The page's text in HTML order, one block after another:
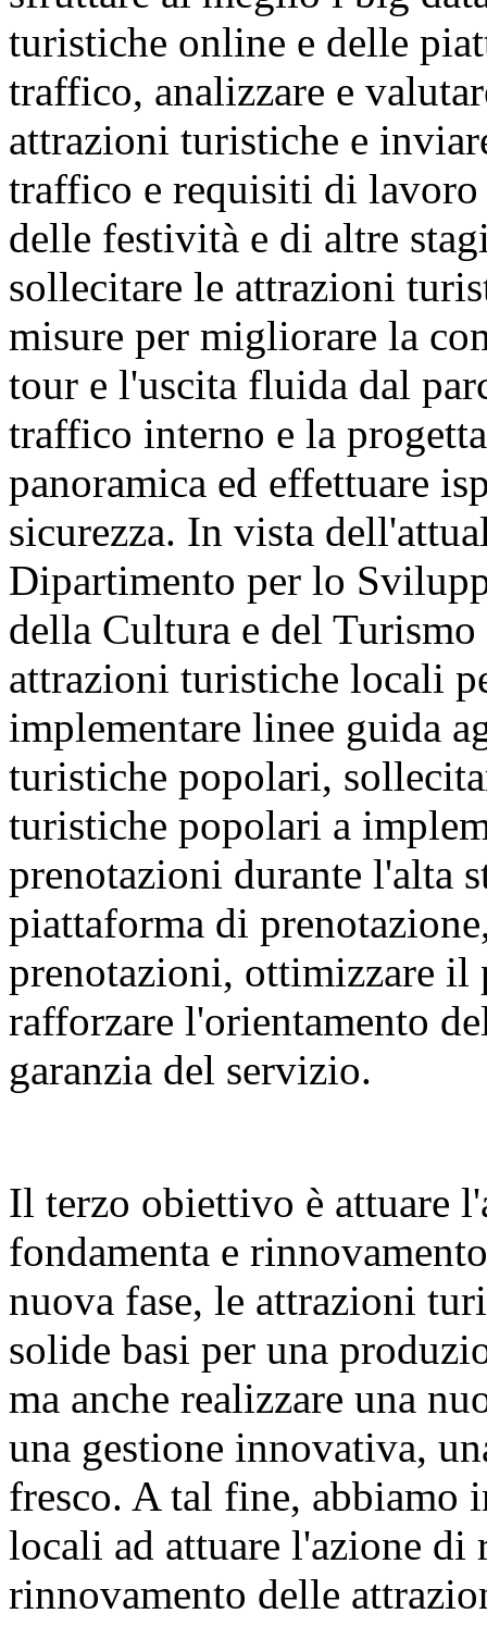
turistiche online e delle
traffico, analizzare e
attrazioni turistiche e
traffico e requisiti di
delle festività e di altre
sollecitare le attrazioni
misure per migliorare la
tour e l'uscita fluida dal
traffico interno e la
panoramica ed effettuare
sicurezza. In vista
Dipartimento per lo
della Cultura e del
attrazioni turistiche locali
implementare linee guida
turistiche popolari,
turistiche popolari a
prenotazioni durante l'alta
piattaforma di
prenotazioni, ottimizzare il
rafforzare l'orientamento
garanzia del servizio.
Il terzo obiettivo è attuare
fondamenta e
nuova fase, le attrazioni
solide basi per una
ma anche realizzare una
una gestione innovativa,
fresco. A tal fine, abbiamo
locali ad attuare l'azione di
rinnovamento delle